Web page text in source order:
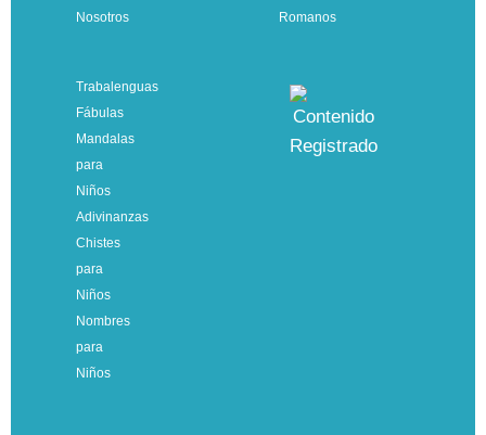
Nosotros
Romanos
Trabalenguas
Fábulas
Mandalas
para
Niños
Adivinanzas
Chistes
para
Niños
Nombres
para
Niños